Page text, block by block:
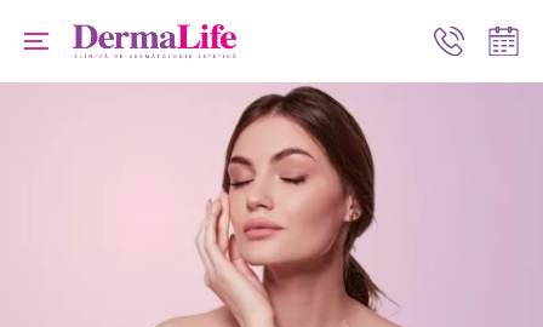
Contactonline